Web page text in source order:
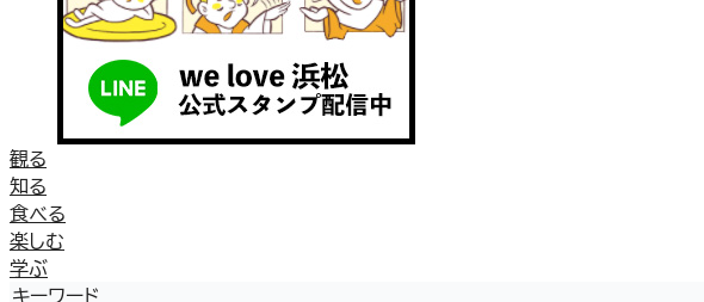
観る
知る
食べる
楽しむ
学ぶ
キーワード